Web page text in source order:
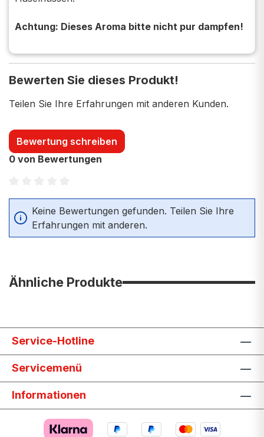
Achtung: Dieses Aroma bitte nicht pur dampfen!
Bewerten Sie dieses Produkt!
Teilen Sie Ihre Erfahrungen mit anderen Kunden.
Bewertung schreiben
0 von Bewertungen
Durchschnittliche Bewertung von 0 von 5 Sternen
Keine Bewertungen gefunden. Teilen Sie Ihre
Erfahrungen mit anderen.
Ähnliche Produkte
Service-Hotline
Servicemenü
Informationen